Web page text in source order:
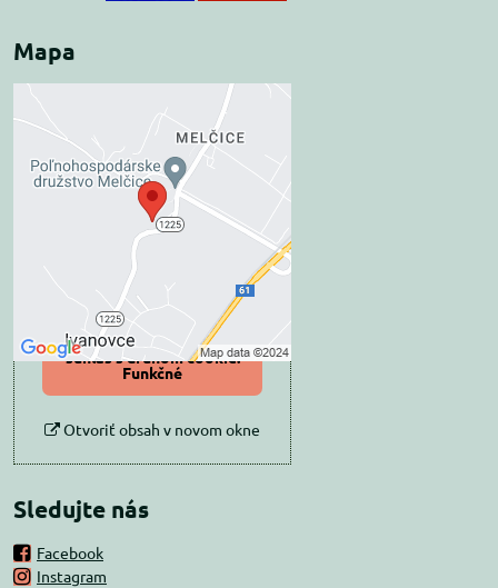
Mapa
Externý obsah je
blokovaný Voľbami
súkromia
Prajete si načítať externý obsah?
Povoliť tentokrát
Povoliť a zapamätať -
súhlas s druhom cookie:
Funkčné
Otvoriť obsah v novom okne
Sledujte nás
Facebook
Instagram